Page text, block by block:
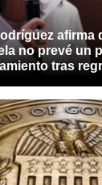
afirma
no prevé un
tras